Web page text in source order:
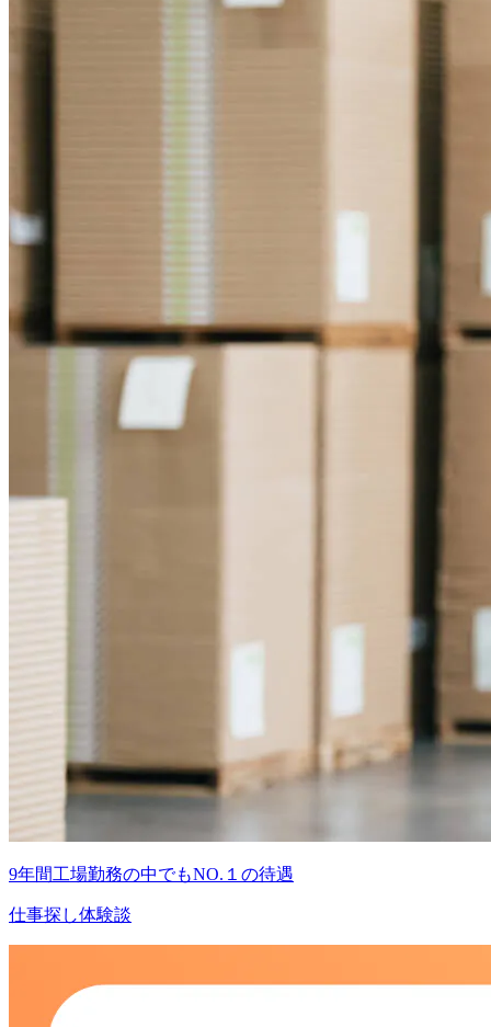
9年間工場勤務の中でもNO.１の待遇
仕事探し体験談